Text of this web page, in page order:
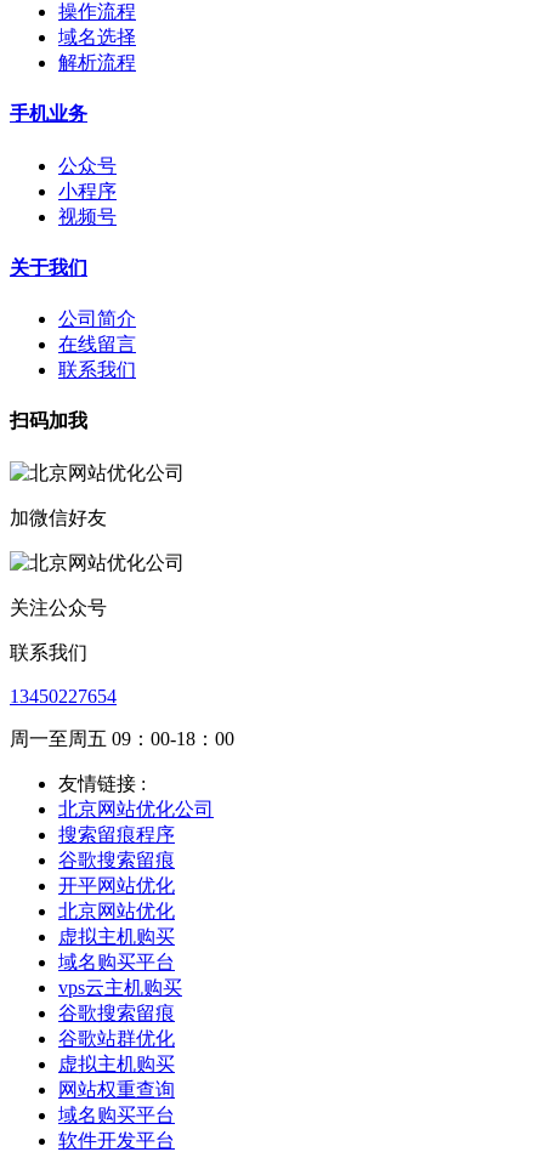
操作流程
域名选择
解析流程
手机业务
公众号
小程序
视频号
关于我们
公司简介
在线留言
联系我们
扫码加我
加微信好友
关注公众号
联系我们
13450227654
周一至周五 09：00-18：00
友情链接 :
北京网站优化公司
搜索留痕程序
谷歌搜索留痕
开平网站优化
北京网站优化
虚拟主机购买
域名购买平台
vps云主机购买
谷歌搜索留痕
谷歌站群优化
虚拟主机购买
网站权重查询
域名购买平台
软件开发平台